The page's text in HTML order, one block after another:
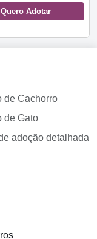
Quero Adotar
de Cachorro
de Gato
adoção detalhada